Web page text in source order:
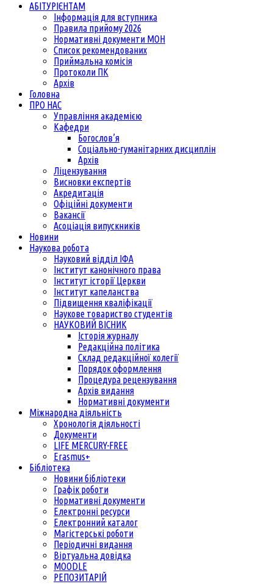
АБІТУРІЄНТАМ
Інформація для вступника
Правила прийому 2026
Нормативні документи МОН
Список рекомендованих
Приймальна комісія
Протоколи ПК
Архів
Головна
ПРО НАС
Управління академією
Кафедри
Богослов’я
Соціально-гуманітарних дисциплін
Архів
Ліцензування
Висновки експертів
Акредитація
Офіційні документи
Вакансії
Асоціація випускників
Новини
Наукова робота
Науковий відділ ІФА
Інститут канонічного права
Інститут історії Церкви
Інститут капеланства
Підвищення кваліфікації
Наукове товариство студентів
НАУКОВИЙ ВІСНИК
Історія журналу
Редакційна політика
Склад редакційної колегії
Порядок оформлення
Процедура рецензування
Архів видання
Нормативні документи
Міжнародна діяльність
Хронологія діяльності
Документи
LIFE MERCURY-FREE
Erasmus+
Бібліотека
Новини бібліотеки
Графік роботи
Нормативні документи
Електронні ресурси
Електронний каталог
Магістерські роботи
Періодичні видання
Віртуальна довідка
MOODLE
РЕПОЗИТАРІЙ